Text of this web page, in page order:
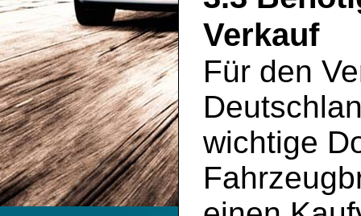
Verkauf
Für den
wichtige